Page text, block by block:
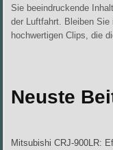
Sie beeindruckende
der Luftfahrt. Bleiben
hochwertigen Clips, die
Neuste
Mitsubishi CRJ-900LR: